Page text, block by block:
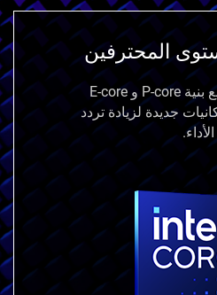
المحترفين
يتميز المعالج بـ 24 نواة مع بنية P-core و E-core
جديدة لزيادة تردد